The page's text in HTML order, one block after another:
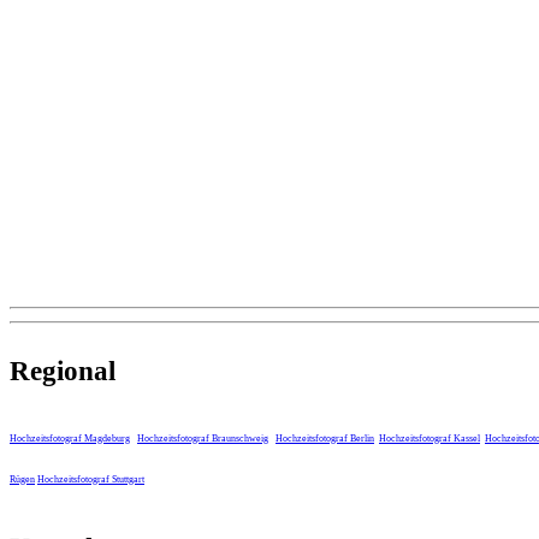
Regional
Hochzeitsfotograf Magdeburg Hochzeitsfotograf Braunschweig Hochzeitsfotograf Berlin Hochzeitsfotograf Kassel
Rügen Hochzeitsfotograf Stuttgart